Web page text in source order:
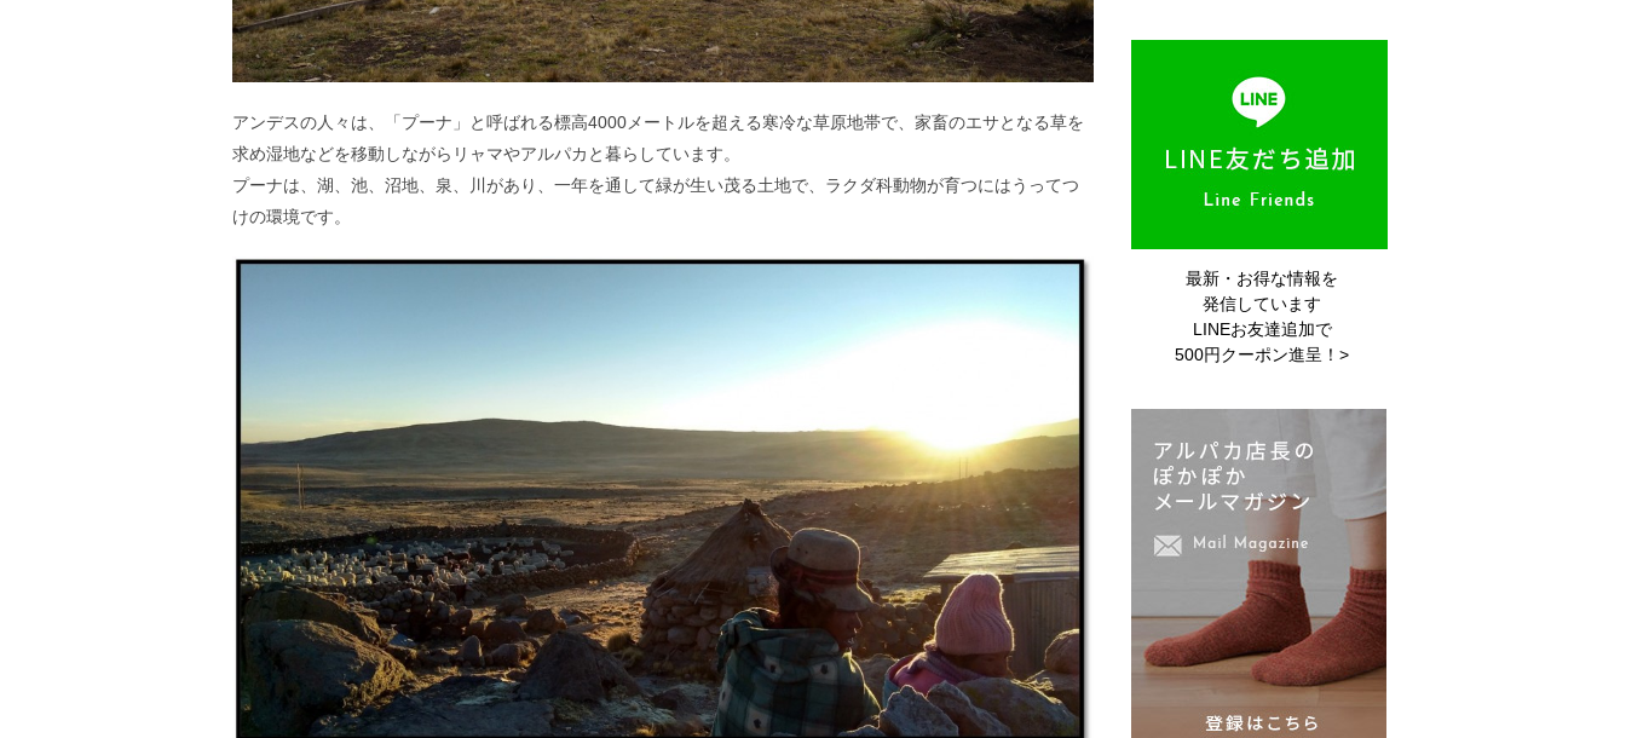
アンデスの人々は、「プーナ」と呼ばれる標高4000メートルを超える寒冷な草原地帯で、家畜のエサとなる草を
求め湿地などを移動しながらリャマやアルパカと暮らしています。
プーナは、湖、池、沼地、泉、川があり、一年を通して緑が生い茂る土地で、ラクダ科動物が育つにはうってつ
けの環境です。
最新・お得な情報を
発信しています
LINEお友達追加で
500円クーポン進呈！>